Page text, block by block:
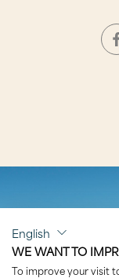
English
WE WANT TO
To improve your visit